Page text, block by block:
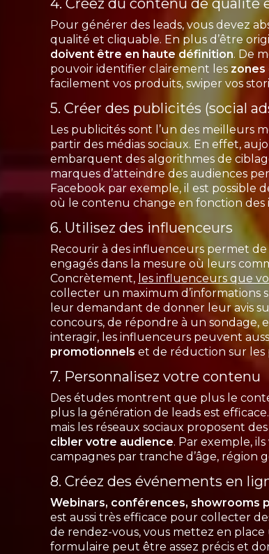
4. Créez du contenu de qualité
Pour générer des leads, vous devez
qualité et cliquable. En plus d’être
doivent être en haute définition. De
pouvoir identifier clairement leszones
facilement vos produits, swiper vos
5. Créer des publicités (social
Les publicités sont l’un des meilleurs
partir des médias sociaux. En effet,
embarquent des algorithmes de
marques d’atteindre des audiences
Facebook par exemple, il est possible
où le contenu change en fonction
6. Utilisez des influenceurs
Recourir à des influenceurs permet de
engagés dans la mesure où leurs
Concrètement, les influenceurs que
collecter un maximum d’informations
leur demandant de donner leur avis
concours, de répondre à un sondage,
interagir, les influenceurs peuvent
promotionnels et de réduction sur les
7. Personnalisez votre contenu
Des études montrent que plus le
plus la génération de leads est
mais les réseaux sociaux proposent
cibler votre audience. Par exemple,
campagnes par tranche d’âge, région
8. Créez des événements en
Webinars, conférences, showrooms
est aussi très efficace pour collecter
de rendez-vous, vous mettez en place
formulaire peut être assez précis et